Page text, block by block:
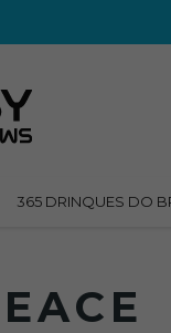
365 DRINQUES DO